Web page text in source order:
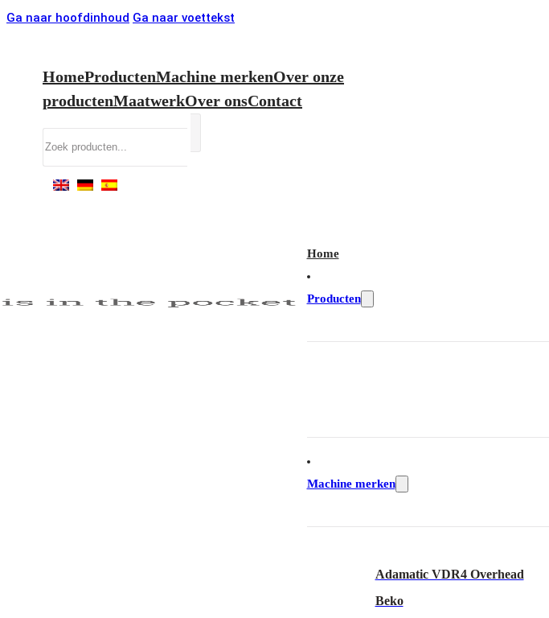
Ga naar hoofdinhoud Ga naar voettekst
HomeProductenMachine merkenOver onze
productenMaatwerkOver onsContact
Home
Producten
Machine merken
Adamatic VDR4 Overhead
Beko